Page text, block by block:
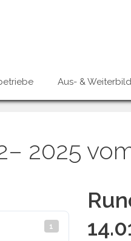
Aus- &
2025
1